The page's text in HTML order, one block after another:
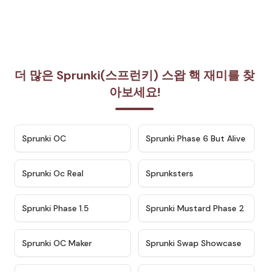
더 많은 Sprunki(스프런키) 스왑 핵 재미를 찾
아보세요!
Sprunki OC ★ 4.9
Sprunki Phase 6 But Alive
Sprunki Oc Real Sprunksters
Sprunki Phase 1.5 ★ 4.4
Sprunki Mustard Phase 2
Sprunki OC Maker ★ 4.6
Sprunki Swap Showcase